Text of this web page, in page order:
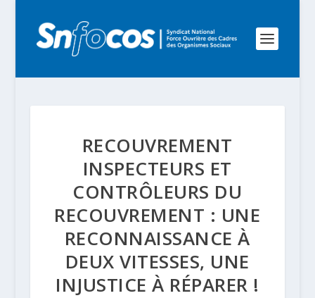
RECOUVREMENT
INSPECTEURS ET
CONTRÔLEURS DU
RECOUVREMENT : UNE
RECONNAISSANCE À
DEUX VITESSES, UNE
INJUSTICE À RÉPARER !